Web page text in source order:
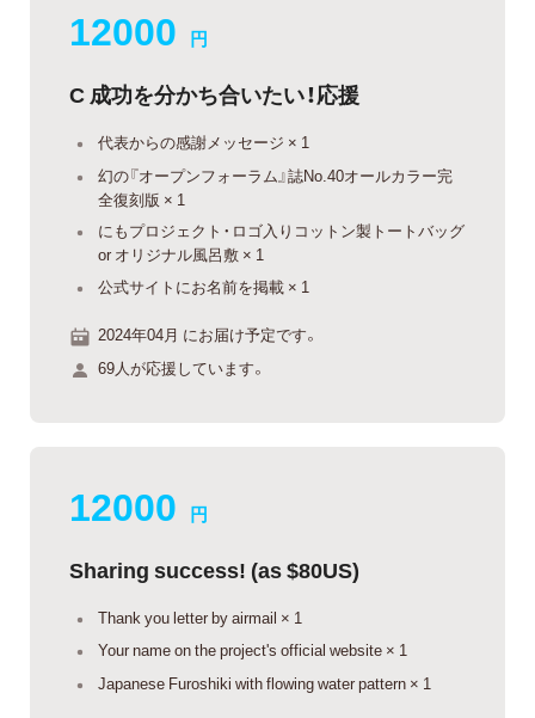
12000 円
C 成功を分かち合いたい！応援
代表からの感謝メッセージ × 1
幻の『オープンフォーラム』誌No.40オールカラー完
全復刻版 × 1
にもプロジェクト・ロゴ入りコットン製トートバッグ
or オリジナル風呂敷 × 1
公式サイトにお名前を掲載 × 1
2024年04月 にお届け予定です。
69人が応援しています。
12000 円
Sharing success! (as $80US)
Thank you letter by airmail × 1
Your name on the project's official website × 1
Japanese Furoshiki with flowing water pattern × 1